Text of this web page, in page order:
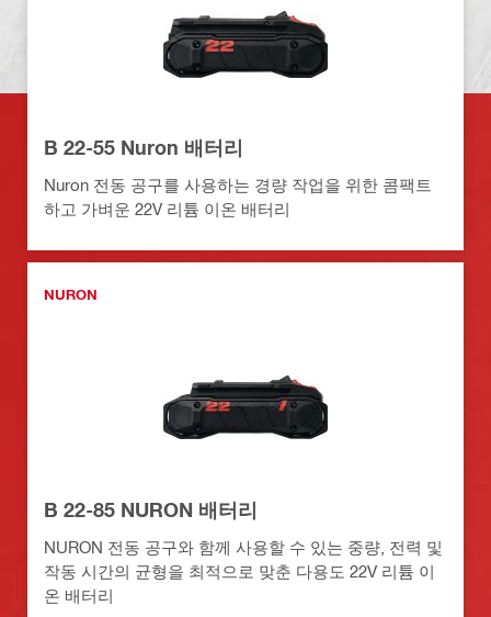
B 22-55 Nuron 배터리
Nuron 전동 공구를 사용하는 경량 작업을 위한 콤팩트
하고 가벼운 22V 리튬 이온 배터리
NURON
B 22-85 NURON 배터리
NURON 전동 공구와 함께 사용할 수 있는 중량, 전력 및
작동 시간의 균형을 최적으로 맞춘 다용도 22V 리튬 이
온 배터리